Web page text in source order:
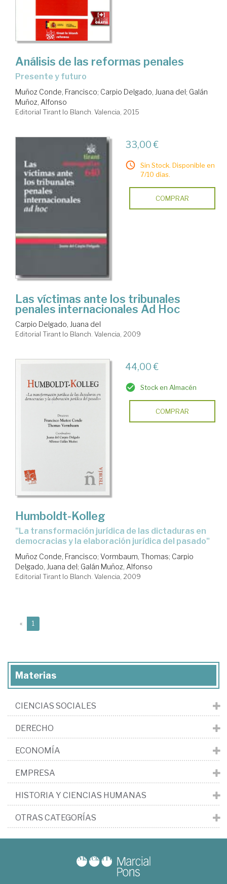
Análisis de las reformas penales
presente y futuro
Muñoz Conde, Francisco; Carpio Delgado, Juana del; Galán
Muñoz, Alfonso
Editorial Tirant lo Blanch. Valencia, 2015
33,00 €
Sin Stock. Disponible en
7/10 días.
COMPRAR
Las víctimas ante los tribunales
penales internacionales Ad Hoc
Carpio Delgado, Juana del
Editorial Tirant lo Blanch. Valencia, 2009
44,00 €
Stock en Almacén
COMPRAR
Humboldt-Kolleg
"la transformación jurídica de las dictaduras en
democracias y la elaboración jurídica del pasado"
Muñoz Conde, Francisco; Vormbaum, Thomas; Carpio
Delgado, Juana del; Galán Muñoz, Alfonso
Editorial Tirant lo Blanch. Valencia, 2009
« 1
Materias
CIENCIAS SOCIALES
DERECHO
ECONOMÍA
EMPRESA
HISTORIA Y CIENCIAS HUMANAS
OTRAS CATEGORÍAS